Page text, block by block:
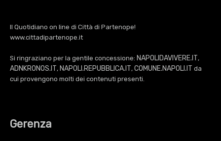
Il Quotidiano on line di Città di Partenope!
www.cittadipartenope.it
Si ringraziano per la gentile concessione: NAPOLIDAVIVERE.IT,
ADNKRONOS.IT, NAPOLI.REPUBBLICA.IT, COMUNE.NAPOLI.IT da
cui provengono molti dei contenuti presenti.
Gerenza